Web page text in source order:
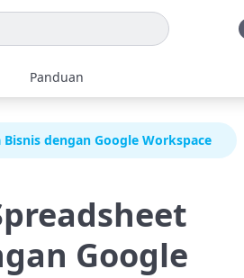
Panduan
dengan Google Workspace
Google